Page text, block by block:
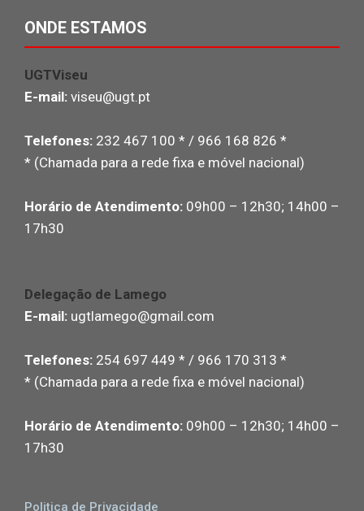
ONDE ESTAMOS
UGTViseu
E-mail: viseu@ugt.pt
Telefones: 232 467 100 * / 966 168 826 *
* (Chamada para a rede fixa e móvel nacional)
Horário de Atendimento: 09h00 – 12h30; 14h00 –
17h30
Delegação de Lamego
E-mail: ugtlamego@gmail.com
Telefones: 254 697 449 * / 966 170 313 *
* (Chamada para a rede fixa e móvel nacional)
Horário de Atendimento: 09h00 – 12h30; 14h00 –
17h30
Politica de Privacidade